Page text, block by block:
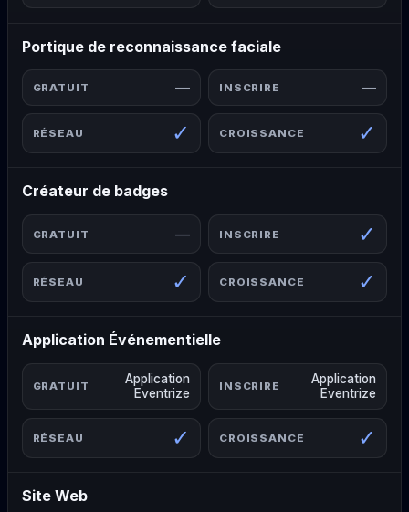
Portique de reconnaissance faciale
— —
✓ ✓
Créateur de badges
—
✓
✓
✓
Application Événementielle
Application
Eventrize
Application
Eventrize
✓ ✓
Site Web